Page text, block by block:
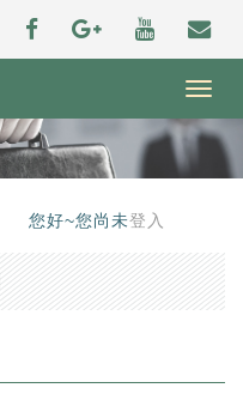
您好~您尚未登入